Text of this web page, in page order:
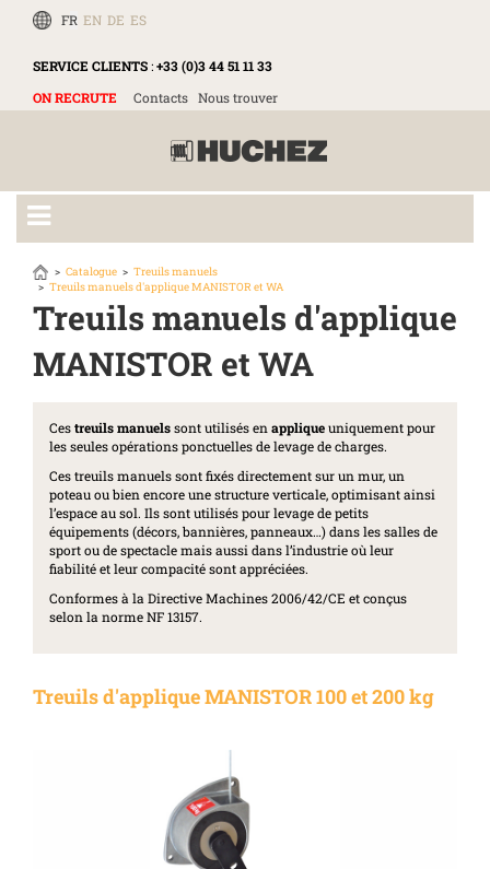
FR EN DE ES
SERVICE CLIENTS:+33 (0)3 44 51 11 33
ON RECRUTE
Contacts Nous trouver
Catalogue
Treuils manuels
Treuils manuels d'applique MANISTOR et WA
Treuils manuels d'applique
MANISTOR et WA
Cestreuils manuelssont utilisés en appliqueuniquement pour
les seules opérations ponctuelles de levage de charges.
Ces treuils manuels sont fixés directement sur un mur, un
poteau ou bien encore une structure verticale, optimisant ainsi
l’espace au sol. Ils sont utilisés pour levage de petits
équipements (décors, bannières, panneaux…) dans les salles de
sport ou de spectacle mais aussi dans l’industrie où leur
fiabilité et leur compacité sont appréciées.
Conformes à la Directive Machines 2006/42/CE et conçus
selon la norme NF 13157.
Treuils d'applique MANISTOR 100 et 200 kg